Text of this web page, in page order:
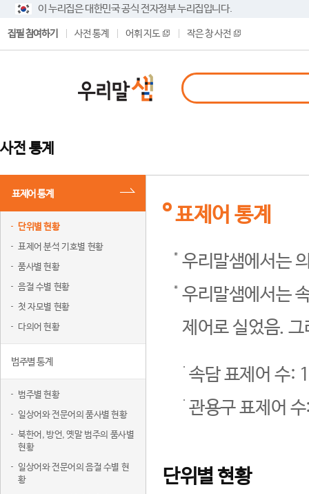
이 누리집은 대한민국 공식 전자정부 누리집입니다.
집필 참여하기 사전 통계 어휘 지도 작은 창 사전
사전 통계
표제어 통계
단위별 현황
표제어 분석 기호별 현황
품사별 현황
음절 수별 현황
첫 자모별 현황
다의어 현황
범주별 통계
범주별 현황
일상어와 전문어의 품사별 현황
북한어, 방언, 옛말 범주의 품사별
현황
일상어와 전문어의 음절 수별 현
황
표제어 통계
우리말샘에서는
우리말샘에서는
제어로 실었음.
속담 표제어 수:
관용구 표제어
단위별 현황